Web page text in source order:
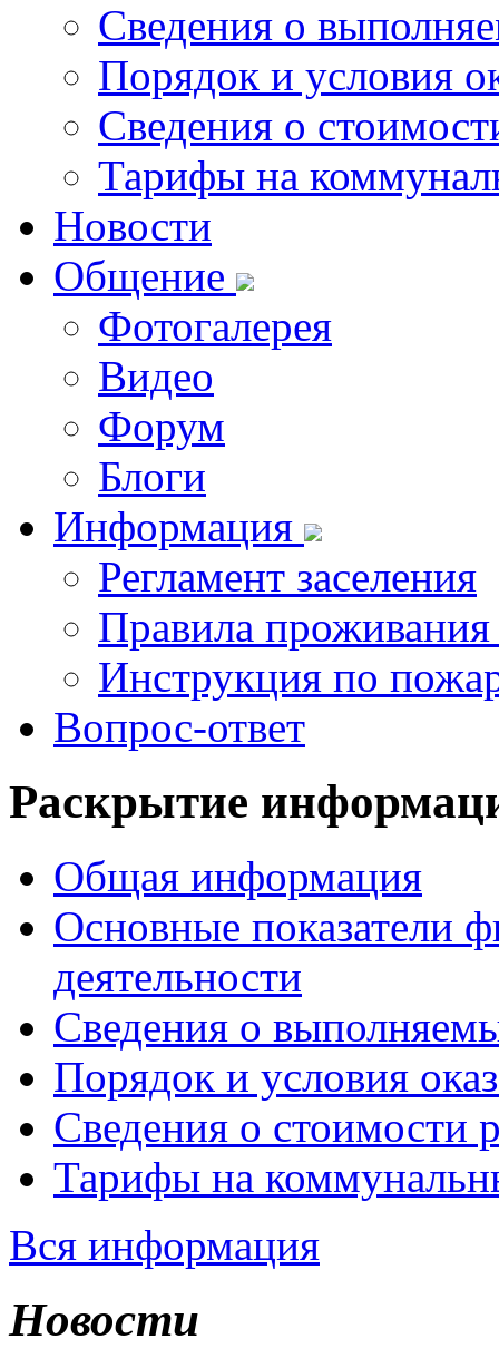
Сведения о
Порядок и условия
Сведения о
Тарифы на
Новости
Общение
Фотогалерея
Видео
Форум
Блоги
Информация
Регламент заселения
Правила
Инструкция по
Вопрос-ответ
Раскрытие
Общая информация
Основные показатели
деятельности
Сведения о
Порядок и условия
Сведения о стоимости
Тарифы на
Вся информация
Новости